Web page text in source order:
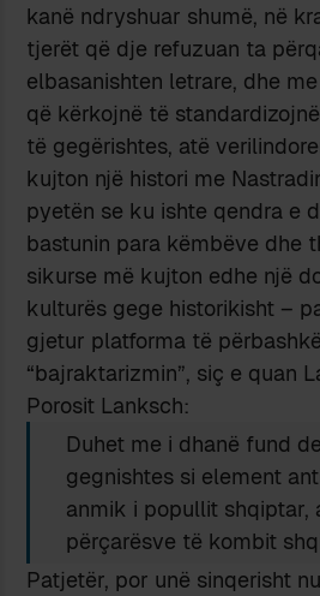
kanë ndryshuar shumë, në
tjerët që dje refuzuan ta
elbasanishten letrare, dhe
që kërkojnë të
të gegërishtes, atë
kujton një histori me
pyetën se ku ishte qendra e
bastunin para këmbëve dhe
sikurse më kujton edhe një
kulturës gege historikisht –
gjetur platforma të
“bajraktarizmin”, siç e quan
Porosit Lanksch:
Duhet me i dhanë fund
gegnishtes si element
anmik i popullit shqiptar,
përçarësve të kombit
Patjetër, por unë sinqerisht